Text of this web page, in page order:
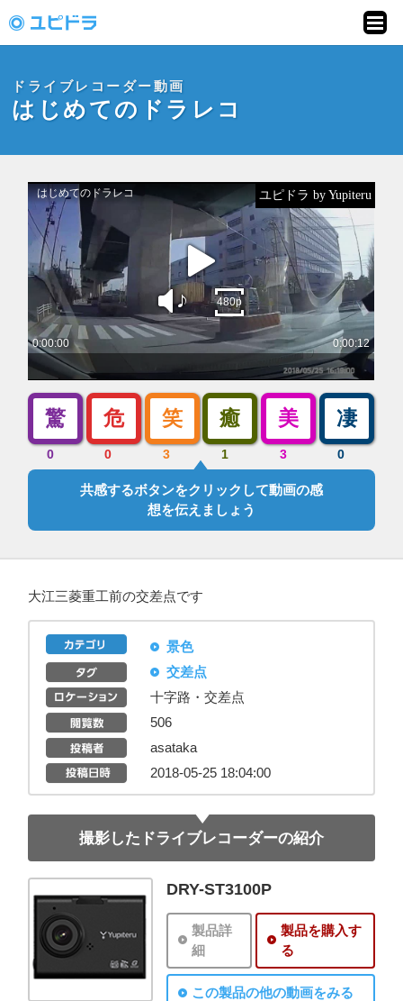
ピドラ」
ドライブレコーダー動画
はじめてのドラレコ
ユピドラ by Yupiteru
驚
0
危
0
笑
3
癒
1
美
3
凄
0
共感するボタンをクリックして動画の感
想を伝えましょう
大江三菱重工前の交差点です
景色
交差点
十字路・交差点
506
asataka
2018-05-25 18:04:00
撮影したドライブレコーダーの紹介
DRY-ST3100P
製品詳
細
製品を購入す
る
この製品の他の動画をみる